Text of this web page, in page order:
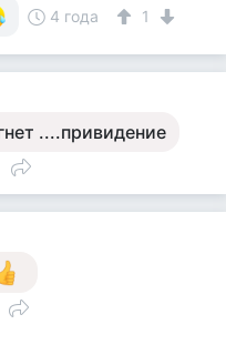
4 года 1
....привидение